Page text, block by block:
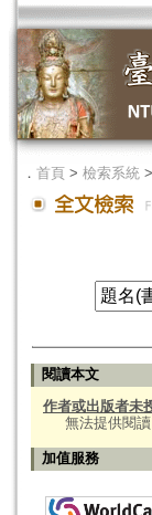
． 首頁 > 檢索系統 >
閱讀本文
作者或出版者未
無法提供閱讀
加值服務